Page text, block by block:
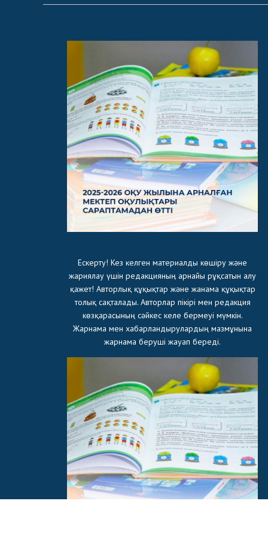
Ескерту! Кез келген материалды көшіру және
жариялау үшін редакцияның арнайы рұқсатын алу
қажет! Авторлық құқықтар және жанама құқықтар
толық сақталады. Авторлар пікірі мен редакция
көзқарасының сәйкес келе бермеуі мүмкін.
Жарнама мен хабарландырулардың мазмұнына
жарнама беруші жауап береді.